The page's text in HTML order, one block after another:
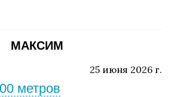
МАКСИМ
25 июня 2026 г.
метров